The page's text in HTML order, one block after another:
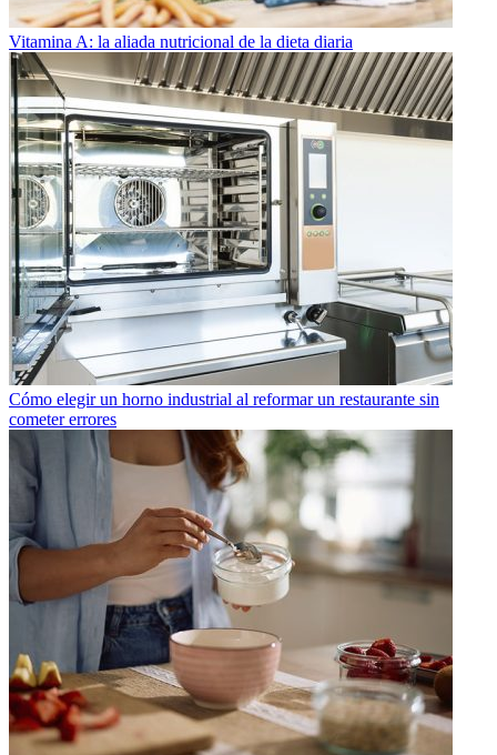
Vitamina A: la aliada nutricional de la dieta diaria
Cómo elegir un horno industrial al reformar un restaurante sin
cometer errores